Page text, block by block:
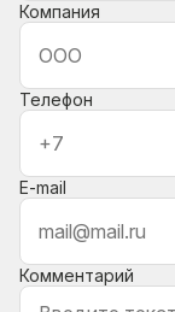
Компания
Телефон
E-mail
Комментарий